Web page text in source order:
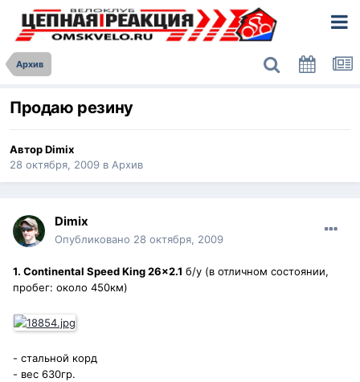
Архив
Продаю резину
АвторDimix
28 октября, 2009 в Архив
Dimix
Опубликовано 28 октября, 2009
1. Continental Speed King 26x2.1 б/у (в отличном состоянии,
пробег: около 450км)
- стальной корд
- вес 630гр.